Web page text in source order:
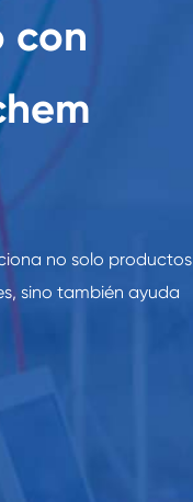
con
no solo productos
sino también ayuda